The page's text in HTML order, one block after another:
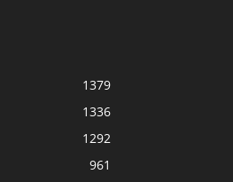
1379
1336
1292
961